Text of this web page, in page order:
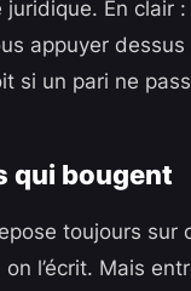
En clair :
appuyer
si un pari ne
qui bougent
toujours sur
l’écrit. Mais